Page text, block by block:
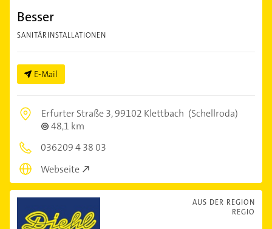
Besser
SANITÄRINSTALLATIONEN
E-Mail
Erfurter Straße 3,99102 Klettbach (Schellroda)
48,1 km
036209 4 38 03
Webseite
AUS DER REGION
REGIO